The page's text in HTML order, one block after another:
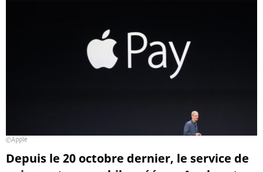
Apple
Depuis le 20 octobre dernier, le service de